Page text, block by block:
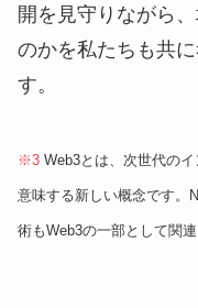
開を見守りながら
のかを私たちも共
す。
※3 Web3とは、次世代の
意味する新しい概念です。
術もWeb3の一部として関連